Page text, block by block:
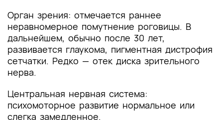
Орган зрения: отмечается раннее
неравномерное помутнение роговицы. В
дальнейшем, обычно после 30 лет,
развивается глаукома, пигментная дистрофия
сетчатки. Редко — отек диска зрительного
нерва.
Центральная нервная система:
психомоторное развитие нормальное или
слегка замедленное.